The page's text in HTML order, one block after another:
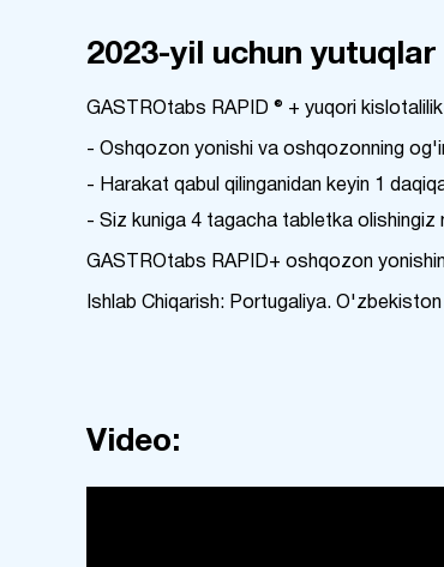
2023-yil uchun yutuqlar
GASTROtabs RAPID ® + yuqori
- Oshqozon yonishi va oshqozonning
- Harakat qabul qilinganidan keyin 1
- Siz kuniga 4 tagacha tabletka olishingiz
GASTROtabs RAPID+ oshqozon
Ishlab Chiqarish: Portugaliya.
Video: